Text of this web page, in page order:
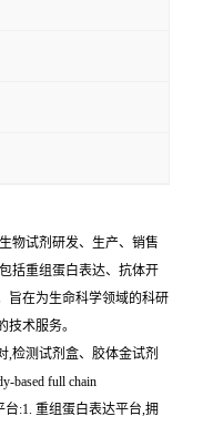
物试剂研发、生产、销售
括重组蛋白表达、抗体开
旨在为生命科学领域的科研
术服务。
,检测试剂盒、胶体金试剂
based full chain
台:1. 重组蛋白表达平台,拥